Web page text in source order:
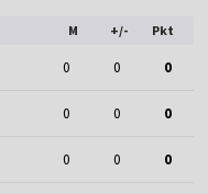
M +/- Pkt
0 0 0
0 0 0
0 0 0